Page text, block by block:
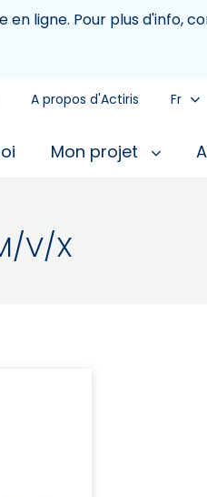
ligne. Pour plus d'info,
A propos d'Actiris Fr
Mon projet
V/X